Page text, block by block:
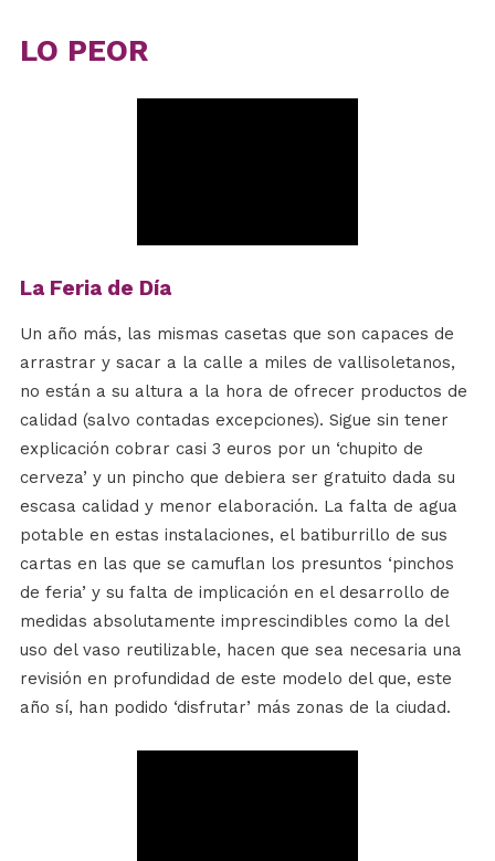
LO PEOR
La Feria de Día
Un año más, las mismas casetas que son capaces de
arrastrar y sacar a la calle a miles de vallisoletanos,
no están a su altura a la hora de ofrecer productos de
calidad (salvo contadas excepciones). Sigue sin tener
explicación cobrar casi 3 euros por un ‘chupito de
cerveza’ y un pincho que debiera ser gratuito dada su
escasa calidad y menor elaboración. La falta de agua
potable en estas instalaciones, el batiburrillo de sus
cartas en las que se camuflan los presuntos ‘pinchos
de feria’ y su falta de implicación en el desarrollo de
medidas absolutamente imprescindibles como la del
uso del vaso reutilizable, hacen que sea necesaria una
revisión en profundidad de este modelo del que, este
año sí, han podido ‘disfrutar’ más zonas de la ciudad.